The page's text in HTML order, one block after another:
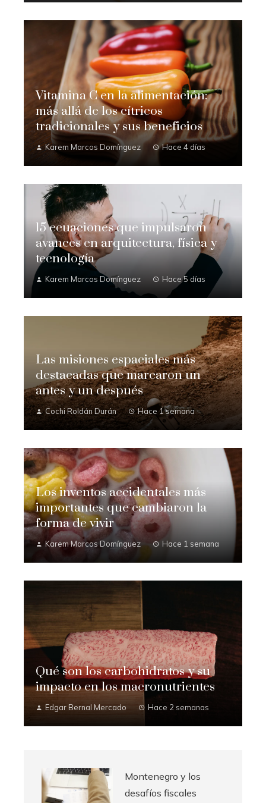
Vitamina C en la alimentación:
más allá de los cítricos
tradicionales y sus beneficios
Karem Marcos Domínguez Hace 4 días
15 ecuaciones que impulsaron
avances en arquitectura, física y
tecnología
Karem Marcos Domínguez Hace 5 días
Las misiones espaciales más
destacadas que marcaron un
antes y un después
Cochi Roldán Durán Hace 1 semana
Los inventos accidentales más
importantes que cambiaron la
forma de vivir
Karem Marcos Domínguez Hace 1 semana
Qué son los carbohidratos y su
impacto en los macronutrientes
Edgar Bernal Mercado Hace 2 semanas
Montenegro y los
desafíos fiscales